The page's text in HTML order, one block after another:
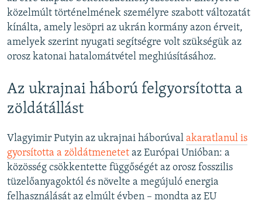
közelmúlt történelmének személyre szabott változatát
kínálta, amely lesöpri az ukrán kormány azon érveit,
amelyek szerint nyugati segítségre volt szükségük az
orosz katonai hatalomátvétel meghiúsításához.
Az ukrajnai háború felgyorsította a
zöldátállást
Vlagyimir Putyin az ukrajnai háborúval akaratlanul is
gyorsította a zöldátmenetet az Európai Unióban: a
közösség csökkentette függőségét az orosz fosszilis
tüzelőanyagoktól és növelte a megújuló energia
felhasználását az elmúlt évben – mondta az EU